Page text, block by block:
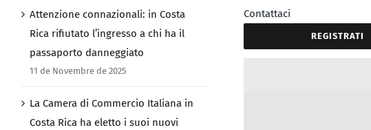
Attenzione connazionali: in Costa
Rica rifiutato l’ingresso a chi ha il
passaporto danneggiato
11 de Novembre de 2025
La Camera di Commercio Italiana in
Costa Rica ha eletto i suoi nuovi
Contattaci
REGISTRATI